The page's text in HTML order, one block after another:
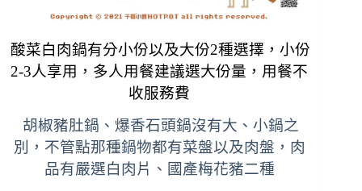
酸菜白肉鍋有分小份以及大份2種選擇，小份
2-3人享用，多人用餐建議選大份量，用餐不
收服務費
胡椒豬肚鍋、爆香石頭鍋沒有大、小鍋之
別， 不管點那種鍋物都有菜盤以及肉盤， 肉
品有嚴選白肉片、國產梅花豬二種